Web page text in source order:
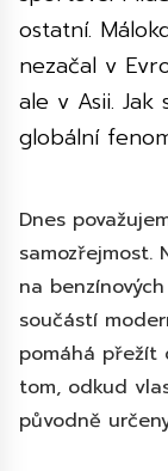
ostatní.
nezačal v
ale v Asii.
globální
Dnes
samozřejmost.
na
součástí
pomáhá přežít
tom, odkud
původně